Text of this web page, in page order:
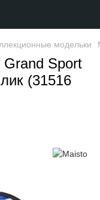
модельки
Sport
(31516